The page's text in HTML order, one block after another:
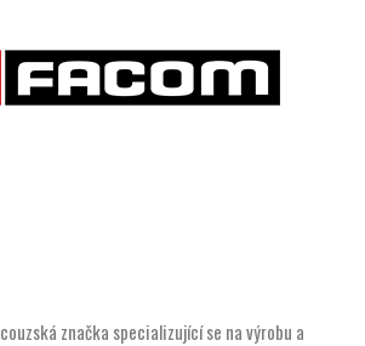
značka specializující se na výrobu a